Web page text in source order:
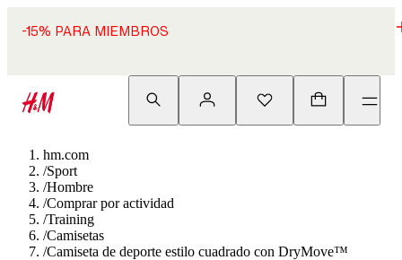
-15% PARA MIEMBROS
hm.com
/Sport
/Hombre
/Comprar por actividad
/Training
/Camisetas
/Camiseta de deporte estilo cuadrado con DryMove™